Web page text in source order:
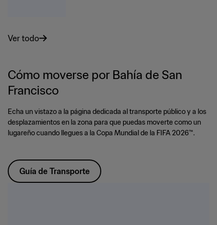
Ver todo
Cómo moverse por Bahía de San
Francisco
Echa un vistazo a la página dedicada al transporte público y a los
desplazamientos en la zona para que puedas moverte como un
lugareño cuando llegues a la Copa Mundial de la FIFA 2026™.
Guía de Transporte